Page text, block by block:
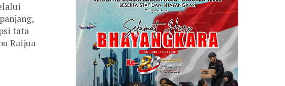
tata
Raijua